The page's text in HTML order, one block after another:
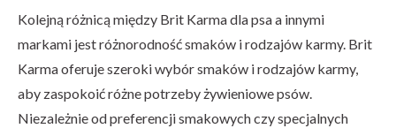
Kolejną różnicą między Brit Karma dla psa a innymi
markami jest różnorodność smaków i rodzajów karmy. Brit
Karma oferuje szeroki wybór smaków i rodzajów karmy,
aby zaspokoić różne potrzeby żywieniowe psów.
Niezależnie od preferencji smakowych czy specjalnych